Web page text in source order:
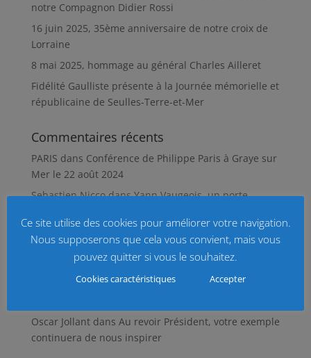
notre Compagnon Didier Rossi
16 juin 2025, 35ème anniversaire de notre croix de
Lorraine
8 mai 2025, hommage au général Charles Ailleret
Fidélité Gaulliste présente à la Journée mémorielle et
républicaine de Seulles-Terre-et-Mer
Commentaires récents
PARIS dans Conférence de Philippe Paris à Graye sur
Mer le 22 août 2024
Sebastien NiccodansYann Vaugeois, un porte-
16 juin 2023 : la jeunesse au
rendez-vous de la transmission de la mémoire
gaullienne
Jean Pierre RUAULTdansLéon Gautier a rejoint le
Oscar Jollantdans Au revoir Président, votre exemple
continuera de nous inspirer
Ce site utilise des cookies pour améliorer votre navigation.
Nous supposerons que cela vous convient, mais vous
pouvez quitter si vous le souhaitez.
Cookies caractéristiques Accepter